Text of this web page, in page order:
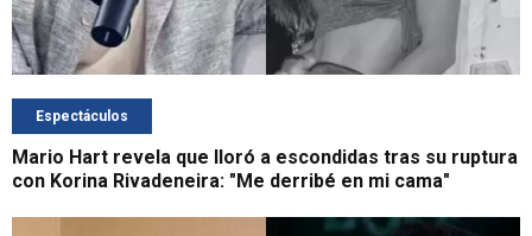
Espectáculos
Mario Hart revela que lloró a escondidas tras su ruptura
con Korina Rivadeneira: "Me derribé en mi cama"